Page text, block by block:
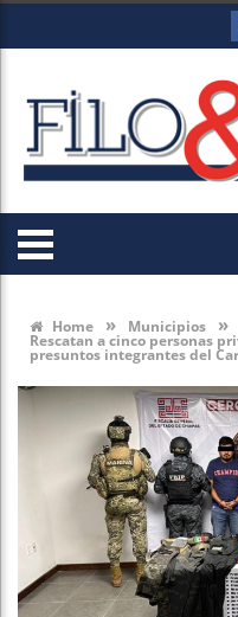
Home » Municipios »
Rescatan a cinco personas
presuntos integrantes del